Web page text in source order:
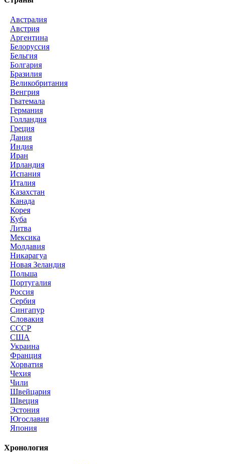
Австралия
Австрия
Аргентина
Белоруссия
Бельгия
Болгария
Бразилия
Великобритания
Венгрия
Гватемала
Германия
Голландия
Греция
Дания
Индия
Иран
Ирландия
Испания
Италия
Казахстан
Канада
Корея
Куба
Литва
Мексика
Молдавия
Никарагуа
Новая Зеландия
Польша
Португалия
Россия
Сербия
Сингапур
Словакия
СССР
США
Украина
Франция
Хорватия
Чехия
Чили
Швейцария
Швеция
Эстония
Югославия
Япония
Хронология